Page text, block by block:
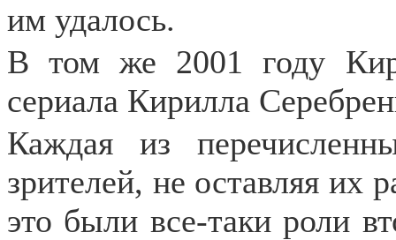
им удалось.
В том же 2001 году
сериала Кирилла
Каждая из
зрителей, не оставляя
это были все-таки роли